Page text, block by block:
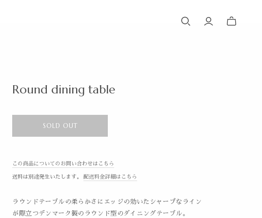
Round dining table
SOLD OUT
この商品についてのお問い合わせはこちら
送料は別途発生いたします。 配送料金詳細はこちら
ラウンドテーブルの柔らかさにエッジの効いたシャープなライン
が際立つデンマーク製のラウンド型のダイニングテーブル。